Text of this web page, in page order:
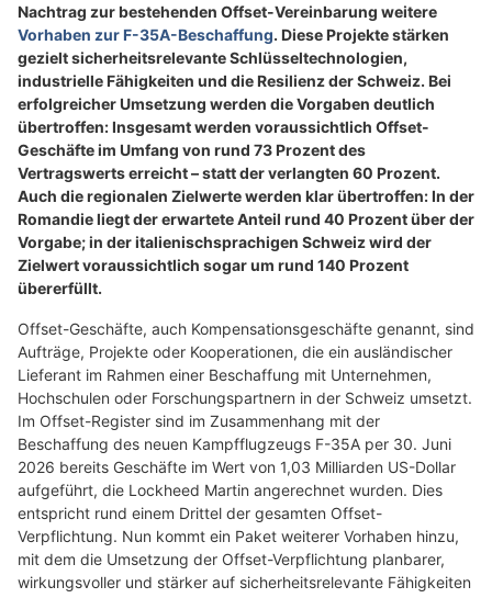
Nachtrag zur bestehenden Offset-Vereinbarung weitere
Vorhaben zur F-35A-Beschaffung. Diese Projekte stärken
gezielt sicherheitsrelevante Schlüsseltechnologien,
industrielle Fähigkeiten und die Resilienz der Schweiz. Bei
erfolgreicher Umsetzung werden die Vorgaben deutlich
übertroffen: Insgesamt werden voraussichtlich Offset-
Geschäfte im Umfang von rund 73 Prozent des
Vertragswerts erreicht – statt der verlangten 60 Prozent.
Auch die regionalen Zielwerte werden klar übertroffen: In der
Romandie liegt der erwartete Anteil rund 40 Prozent über der
Vorgabe; in der italienischsprachigen Schweiz wird der
Zielwert voraussichtlich sogar um rund 140 Prozent
übererfüllt.
Offset-Geschäfte, auch Kompensationsgeschäfte genannt, sind
Aufträge, Projekte oder Kooperationen, die ein ausländischer
Lieferant im Rahmen einer Beschaffung mit Unternehmen,
Hochschulen oder Forschungspartnern in der Schweiz umsetzt.
Im Offset-Register sind im Zusammenhang mit der
Beschaffung des neuen Kampfflugzeugs F-35A per 30. Juni
2026 bereits Geschäfte im Wert von 1,03 Milliarden US-Dollar
aufgeführt, die Lockheed Martin angerechnet wurden. Dies
entspricht rund einem Drittel der gesamten Offset-
Verpflichtung. Nun kommt ein Paket weiterer Vorhaben hinzu,
mit dem die Umsetzung der Offset-Verpflichtung planbarer,
wirkungsvoller und stärker auf sicherheitsrelevante Fähigkeiten